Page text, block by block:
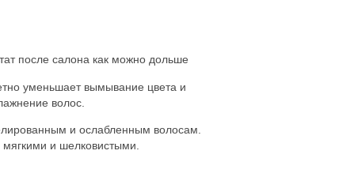
после салона как можно дольше
уменьшает вымывание цвета и
волос.
и ослабленным волосам.
и шелковистыми.